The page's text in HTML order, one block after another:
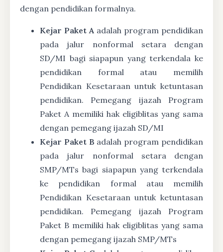
dengan pendidikan formalnya.
Kejar Paket A adalah program pendidikan
pada jalur nonformal setara dengan
SD/MI bagi siapapun yang terkendala ke
pendidikan formal atau memilih
Pendidikan Kesetaraan untuk ketuntasan
pendidikan. Pemegang ijazah Program
Paket A memiliki hak eligiblitas yang sama
dengan pemegang ijazah SD/MI
Kejar Paket B adalah program pendidikan
pada jalur nonformal setara dengan
SMP/MTs bagi siapapun yang terkendala
ke pendidikan formal atau memilih
Pendidikan Kesetaraan untuk ketuntasan
pendidikan. Pemegang ijazah Program
Paket B memiliki hak eligiblitas yang sama
dengan pemegang ijazah SMP/MTs